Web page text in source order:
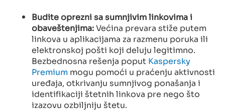
Budite oprezni sa sumnjivim linkovima i
obaveštenjima:Većina prevara stiže putem
linkova u aplikacijama za razmenu poruka ili
elektronskoj pošti koji deluju legitimno.
Bezbednosna rešenja poput Kaspersky
Premium mogu pomoći u praćenju aktivnosti
uređaja, otkrivanju sumnjivog ponašanja i
identifikaciji štetnih linkova pre nego što
izazovu ozbiljniju štetu.